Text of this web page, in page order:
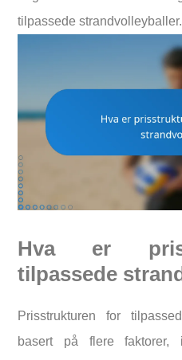
tilpassede strandvolleyballer.
Hva er
tilpassede
Prisstrukturen for
basert på flere faktorer,